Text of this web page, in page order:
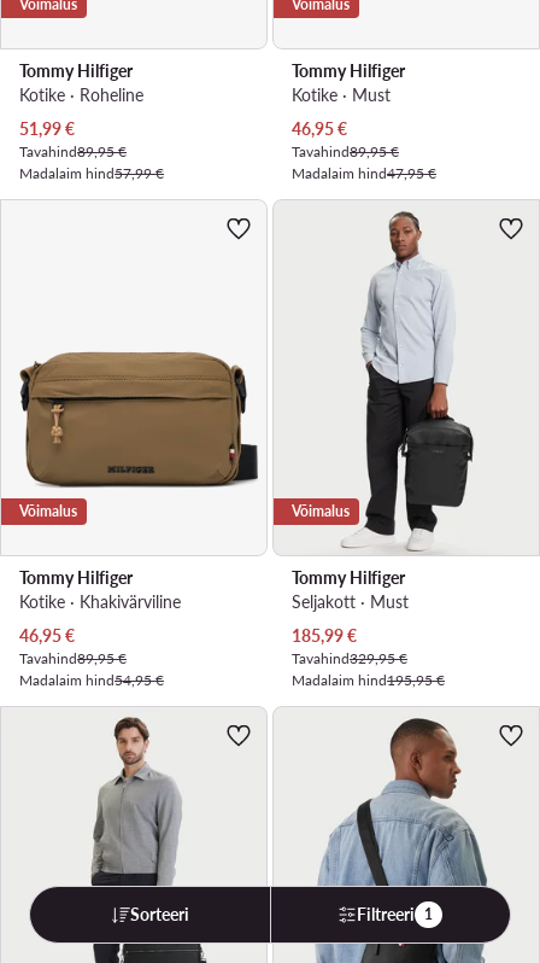
Võimalus
Tommy Hilfiger
Kotike · Roheline
Praegune hind
51,99€
Tavahind89,95 €
Madalaim hind57,99 €
Võimalus
Tommy Hilfiger
Kotike · Must
Praegune hind
46,95€
Tavahind89,95 €
Madalaim hind47,95 €
Võimalus
Tommy Hilfiger
Kotike · Khakivärviline
Praegune hind
46,95€
Tavahind89,95 €
Madalaim hind54,95 €
Võimalus
Tommy Hilfiger
Seljakott · Must
Praegune hind
185,99€
Tavahind329,95 €
Madalaim hind195,95 €
Sorteeri Filtreeri 1